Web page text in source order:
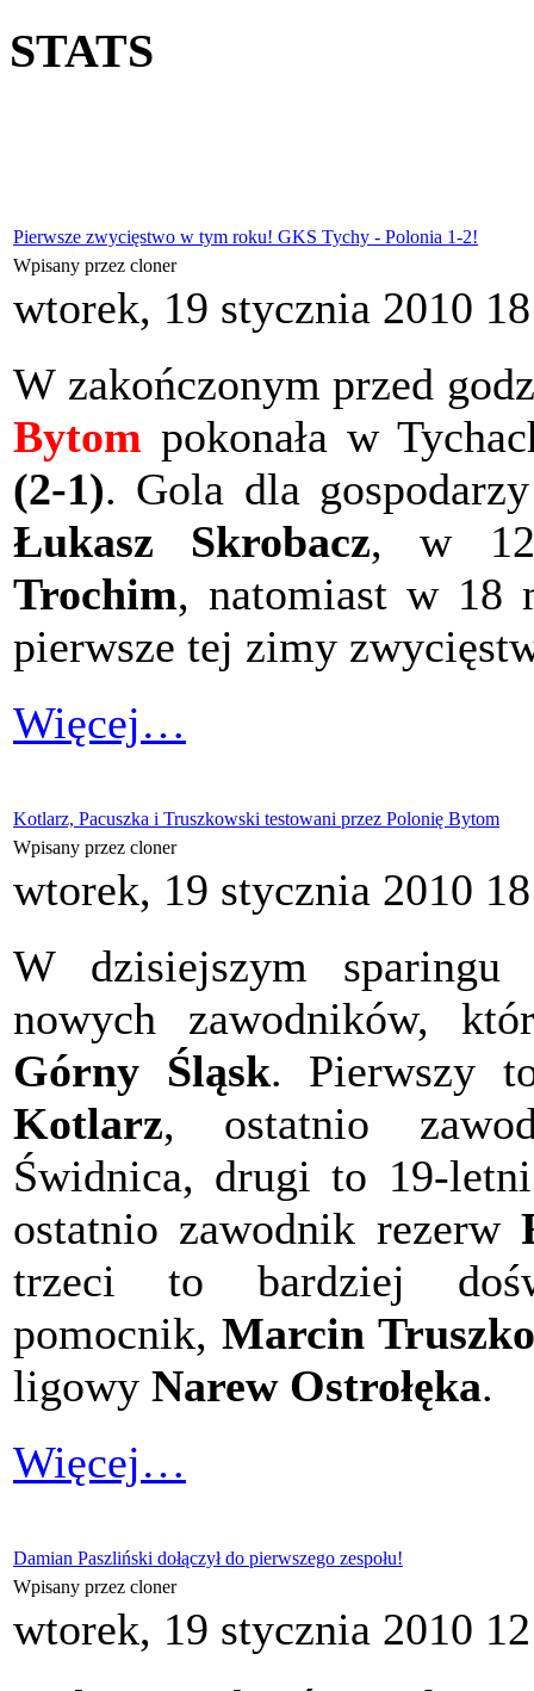
STATS
Pierwsze zwycięstwo w tym roku! GKS Tychy - Polonia 1-2!
Wpisany przez cloner
wtorek, 19 stycznia 2010
W zakończonym przed
Bytom pokonała w
(2-1). Gola dla
Łukasz Skrobacz, w 12
Trochim, natomiast w 18
pierwsze tej zimy
Więcej…
Kotlarz, Pacuszka i Truszkowski testowani przez Polonię Bytom
Wpisany przez cloner
wtorek, 19 stycznia 2010
W dzisiejszym
nowych zawodników,
Górny Śląsk. Pierwszy
Kotlarz, ostatnio
Świdnica, drugi to 19-
ostatnio zawodnik rezerw
trzeci to bardziej
pomocnik, Marcin
ligowy Narew Ostrołęka.
Więcej…
Damian Paszliński dołączył do pierwszego zespołu!
Wpisany przez cloner
wtorek, 19 stycznia 2010